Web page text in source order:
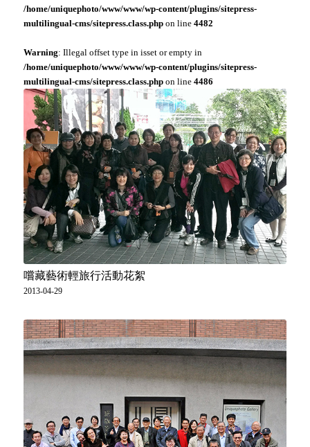
/home/uniquephoto/www/www/wp-content/plugins/sitepress-
multilingual-cms/sitepress.class.phpon line 4482
Warning: Illegal offset type in isset or empty in
/home/uniquephoto/www/www/wp-content/plugins/sitepress-
multilingual-cms/sitepress.class.phpon line 4486
嚐藏藝術輕旅行活動花絮
2013-04-29